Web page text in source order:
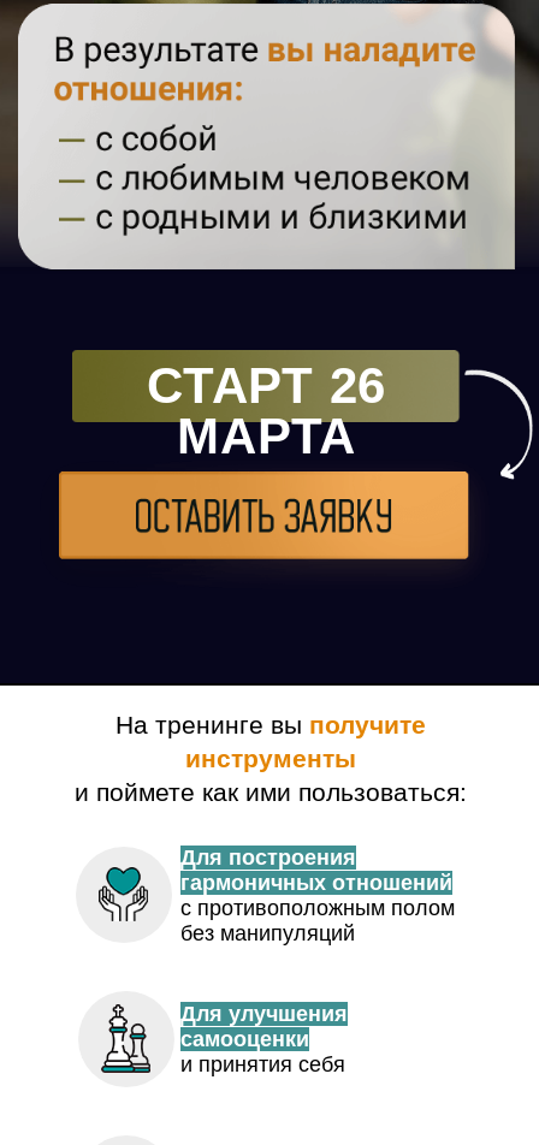
На тренинге вы получите
инструменты
и поймете как ими пользоваться:
Для построения
гармоничных отношений
с противоположным полом
без манипуляций
Для улучшения
самооценки
и принятия себя